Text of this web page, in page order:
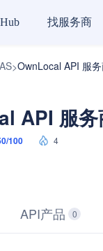
找服务商
>OwnLocal API 服
API 服务
100 4
API产品 0